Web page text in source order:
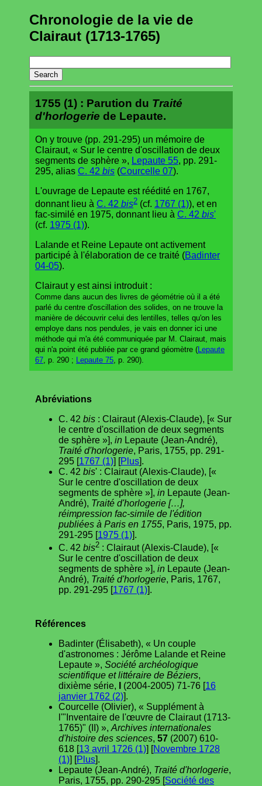
Chronologie de la vie de
Clairaut (1713-1765)
1755 (1) : Parution du Traité
d'horlogerie de Lepaute.
On y trouve (pp. 291-295) un mémoire de
Clairaut, « Sur le centre d'oscillation de deux
segments de sphère », Lepaute 55, pp. 291-
295, alias C. 42 bis (Courcelle 07).
L'ouvrage de Lepaute est réédité en 1767,
donnant lieu à C. 42 bis2 (cf. 1767 (1)), et en
fac-similé en 1975, donnant lieu à C. 42 bis'
(cf. 1975 (1)).
Lalande et Reine Lepaute ont activement
participé à l'élaboration de ce traité (Badinter
04-05).
Clairaut y est ainsi introduit :
Comme dans aucun des livres de géométrie où il a été
parlé du centre d'oscillation des solides, on ne trouve la
manière de découvrir celui des lentilles, telles qu'on les
employe dans nos pendules, je vais en donner ici une
méthode qui m'a été communiquée par M. Clairaut, mais
qui n'a point été publiée par ce grand géomètre (Lepaute
67, p. 290 ; Lepaute 75, p. 290).
Abréviations
C. 42 bis : Clairaut (Alexis-Claude), [« Sur
le centre d'oscillation de deux segments
de sphère »], in Lepaute (Jean-André),
Traité d'horlogerie, Paris, 1755, pp. 291-
295 [1767 (1)] [Plus].
C. 42 bis' : Clairaut (Alexis-Claude), [«
Sur le centre d'oscillation de deux
segments de sphère »], in Lepaute (Jean-
André), Traité d'horlogerie […],
réimpression fac-simile de l'édition
publiées à Paris en 1755, Paris, 1975, pp.
291-295 [1975 (1)].
C. 42 bis2 : Clairaut (Alexis-Claude), [«
Sur le centre d'oscillation de deux
segments de sphère »], in Lepaute (Jean-
André), Traité d'horlogerie, Paris, 1767,
pp. 291-295 [ 1767 (1) ].
Références
Badinter (Élisabeth), « Un couple
d'astronomes : Jérôme Lalande et Reine
Lepaute », Société archéologique
scientifique et littéraire de Béziers,
dixième série,
(2004-2005) 71-76 [ 16
janvier 1762 (2) ].
Courcelle (Olivier), « Supplément à
l'"Inventaire de l'œuvre de Clairaut (1713-
1765)" (II) »,Archives internationales
d'histoire des sciences, 57 (2007) 610-
618 [ 13 avril 1726 (1)
Novembre 1728
(1)
Plus ].
Lepaute (Jean-André), Traité d'horlogerie,
Paris, 1755, pp. 290-295 [ Société des